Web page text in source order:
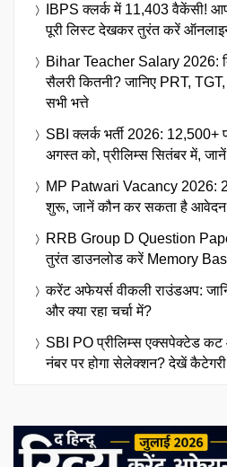
IBPS क्लर्क में 11,403 वैकेंसी!
पूरी लिस्ट देखकर तुरंत करें
Bihar Teacher Salary 2026:
सैलरी कितनी? जानिए PRT,
सभी भत्ते
SBI क्लर्क भर्ती 2026: 12,500+
अगस्त को, प्रीलिम्स सितंबर में, जानें
MP Patwari Vacancy 2026:
शुरू, जानें कौन कर सकता है
RRB Group D Question
तुरंत डाउनलोड करें Memory
करेंट अफेयर्स वीकली राउंडअप:
और क्या रहा चर्चा में?
SBI PO प्रीलिम्स एक्सपेक्टेड
नंबर पर होगा सेलेक्शन? देखें